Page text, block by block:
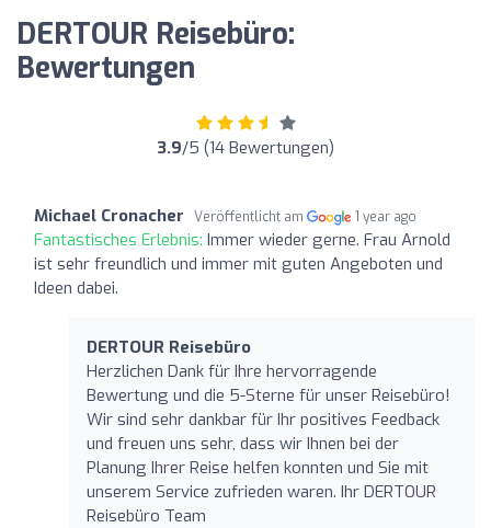
DERTOUR Reisebüro:
Bewertungen
3.9/5 (14 Bewertungen)
Michael Cronacher Veröffentlicht am 1 year ago
Fantastisches Erlebnis: Immer wieder gerne. Frau Arnold
ist sehr freundlich und immer mit guten Angeboten und
Ideen dabei.
DERTOUR Reisebüro
Herzlichen Dank für Ihre hervorragende
Bewertung und die 5-Sterne für unser Reisebüro!
Wir sind sehr dankbar für Ihr positives Feedback
und freuen uns sehr, dass wir Ihnen bei der
Planung Ihrer Reise helfen konnten und Sie mit
unserem Service zufrieden waren. Ihr DERTOUR
Reisebüro Team